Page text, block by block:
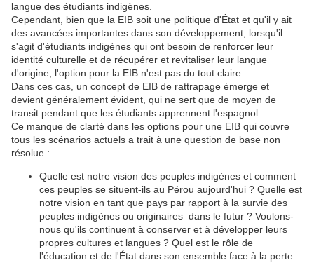
langue des étudiants indigènes.
Cependant, bien que la EIB soit une politique d'État et qu'il y ait
des avancées importantes dans son développement, lorsqu'il
s'agit d'étudiants indigènes qui ont besoin de renforcer leur
identité culturelle et de récupérer et revitaliser leur langue
d'origine, l'option pour la EIB n'est pas du tout claire.
Dans ces cas, un concept de EIB de rattrapage émerge et
devient généralement évident, qui ne sert que de moyen de
transit pendant que les étudiants apprennent l'espagnol.
Ce manque de clarté dans les options pour une EIB qui couvre
tous les scénarios actuels a trait à une question de base non
résolue :
Quelle est notre vision des peuples indigènes et comment
ces peuples se situent-ils au Pérou aujourd'hui ? Quelle est
notre vision en tant que pays par rapport à la survie des
peuples indigènes ou originaires dans le futur ? Voulons-
nous qu'ils continuent à conserver et à développer leurs
propres cultures et langues ? Quel est le rôle de
l'éducation et de l'État dans son ensemble face à la perte